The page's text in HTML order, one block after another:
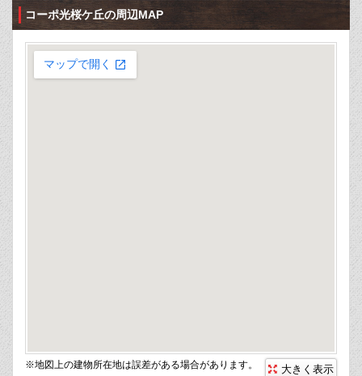
コーポ光桜ケ丘の周辺MAP
※地図上の建物所在地は誤差がある場合があります。 大きく表示